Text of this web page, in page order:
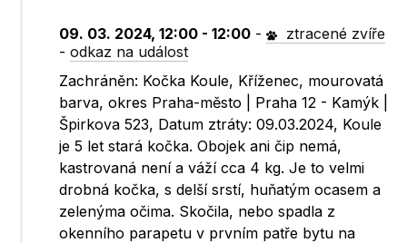
09. 03. 2024, 12:00 - 12:00 -
ztracené zvíře
-odkaz na událost
Zachráněn: Kočka Koule, Kříženec, mourovatá
barva, okres Praha-město | Praha 12 - Kamýk |
Špirkova 523, Datum ztráty: 09.03.2024, Koule
je 5 let stará kočka. Obojek ani čip nemá,
kastrovaná není a váží cca 4 kg. Je to velmi
drobná kočka, s delší srstí, huňatým ocasem a
zelenýma očima. Skočila, nebo spadla z
okenního parapetu v prvním patře bytu na